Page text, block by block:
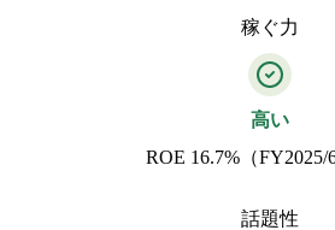
稼ぐ力
高い
ROE 16.7%（FY2025/
話題性